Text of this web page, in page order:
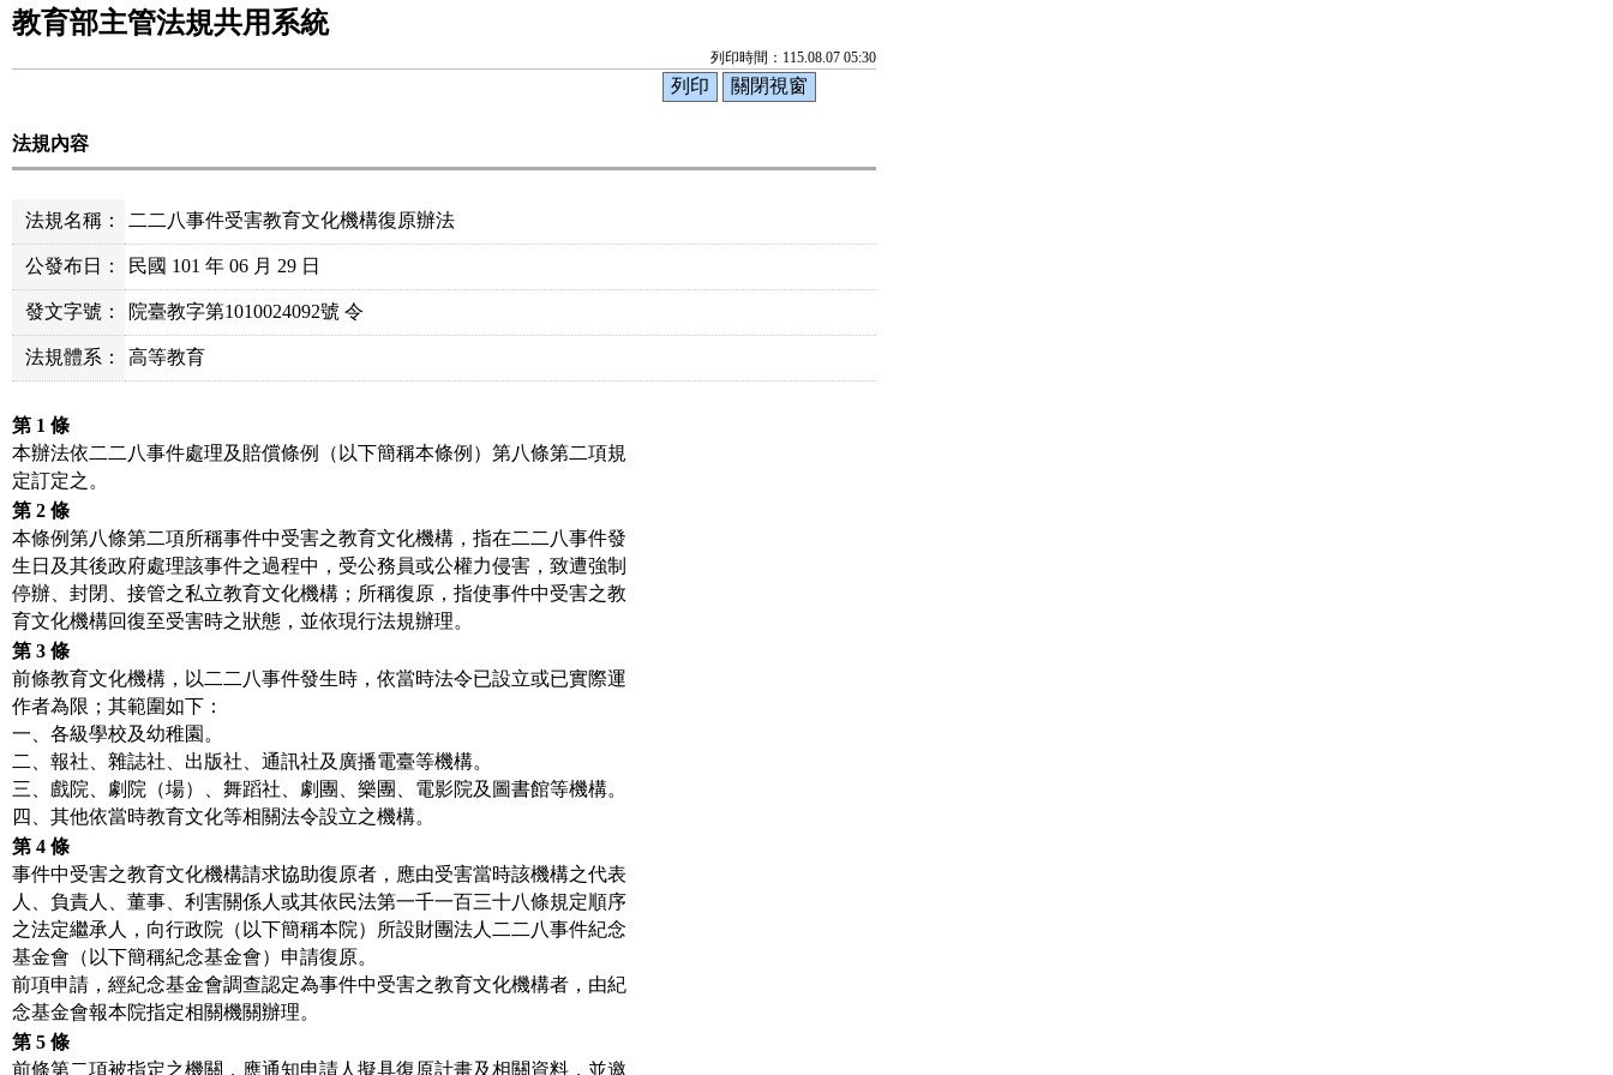
教育部主管法規共用系統
列印時間：115.08.07 05:30
法規內容
法規名稱： 二二八事件受害教育文化機構復原辦法
公發布日： 民國 101 年 06 月 29 日
發文字號： 院臺教字第1010024092號 令
法規體系： 高等教育
第 1 條
本辦法依二二八事件處理及賠償條例（以下簡稱本條例）第八條第二項規
定訂定之。
第 2 條
本條例第八條第二項所稱事件中受害之教育文化機構，指在二二八事件發
生日及其後政府處理該事件之過程中，受公務員或公權力侵害，致遭強制
停辦、封閉、接管之私立教育文化機構；所稱復原，指使事件中受害之教
育文化機構回復至受害時之狀態，並依現行法規辦理。
第 3 條
前條教育文化機構，以二二八事件發生時，依當時法令已設立或已實際運
作者為限；其範圍如下：
一、各級學校及幼稚園。
二、報社、雜誌社、出版社、通訊社及廣播電臺等機構。
三、戲院、劇院（場）、舞蹈社、劇團、樂團、電影院及圖書館等機構。
四、其他依當時教育文化等相關法令設立之機構。
第 4 條
事件中受害之教育文化機構請求協助復原者，應由受害當時該機構之代表
人、負責人、董事、利害關係人或其依民法第一千一百三十八條規定順序
之法定繼承人，向行政院（以下簡稱本院）所設財團法人二二八事件紀念
基金會（以下簡稱紀念基金會）申請復原。
前項申請，經紀念基金會調查認定為事件中受害之教育文化機構者，由紀
念基金會報本院指定相關機關辦理。
第 5 條
前條第二項被指定之機關，應通知申請人擬具復原計畫及相關資料，並邀